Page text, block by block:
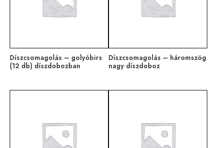
Díszcsomagolás – golyóbirs
(12 db) díszdobozban
Díszcsomagolás – háromszög
nagy díszdoboz